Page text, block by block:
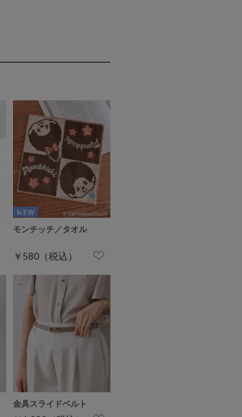
モンチッチ／タオル
￥580（税込）
金具スライドベルト